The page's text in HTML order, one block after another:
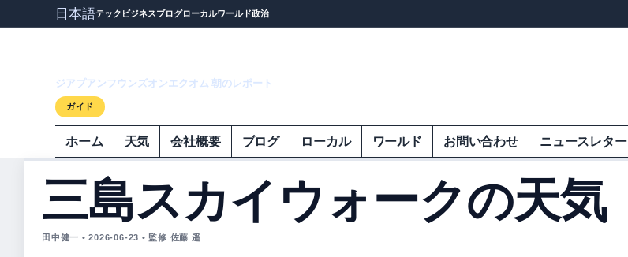
日本語テック ビジネスブログローカルワールド政治
ジアプアンフウンズオンエクオム 朝のレポート
ガイド
ホーム 天気 会社概要 ブログ ローカル ワールド お問い合わせ ニュースレター
三島スカイウォークの天気
田中健一 • 2026-06-23 • 監修 佐藤 遥